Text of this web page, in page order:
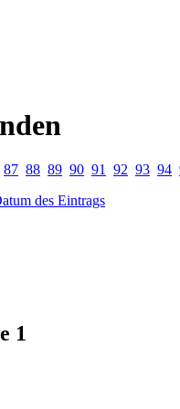
87 88 89 90 91 92 93 94
des Eintrags
1